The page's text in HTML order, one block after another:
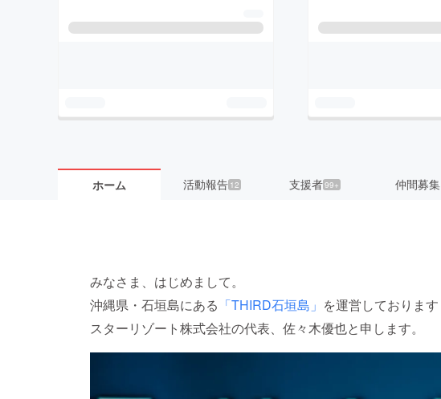
ホーム 活動報告 12 支援者99+ 仲間募集
みなさま、はじめまして。
沖縄県・石垣島にある 「THIRD石垣島」 を運営しております
スターリゾート株式会社の代表、佐々木優也と申します。